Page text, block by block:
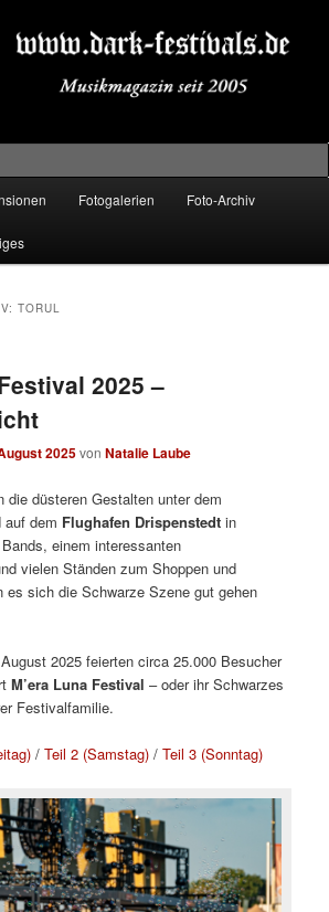
Fotogalerien Foto-Archiv
TORUL
2025 –
2025vonNatalie Laube
die düsteren Gestalten unter dem
auf dem Flughafen Drispenstedt in
einem interessanten
vielen Ständen zum Shoppen und
es sich die Schwarze Szene gut gehen
2025 feierten circa 25.000 Besucher
M’era Luna Festival – oder ihr Schwarzes
Festivalfamilie.
/Teil 2 (Samstag) /Teil 3 (Sonntag)